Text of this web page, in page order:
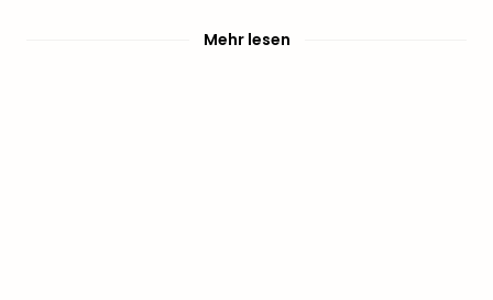
Mehr lesen